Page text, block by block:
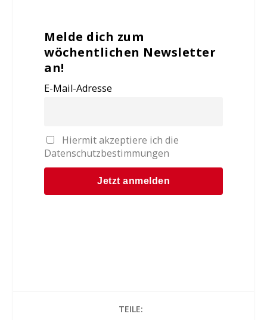
Melde dich zum
wöchentlichen Newsletter
an!
E-Mail-Adresse
Hiermit akzeptiere ich die
Datenschutzbestimmungen
TEILE: